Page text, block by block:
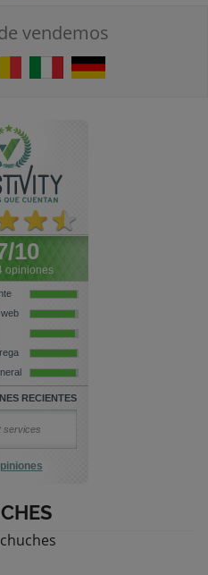
vendemos
10
opiniones
RECIENTES
services